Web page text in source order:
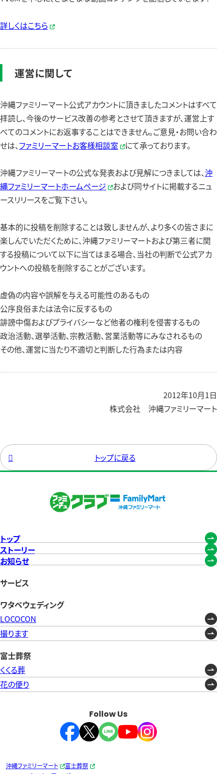
詳しくはこちら
運営に関して
沖縄ファミリーマート公式アカウントに頂きましたコメントはすべて
拝読し、今後のサービス改善の参考とさせて頂きますが、運営上す
べてのコメントにお返事することはできません。ご意見・お問い合わ
せは、ファミリーマートお客様相談室 にて承っております。
沖縄ファミリーマートの公式な発表および見解につきましては、沖
縄ファミリーマートホームページ
および同サイトに掲載するニュ
ースリリースをご覧下さい。
基本的に投稿を削除することは致しませんが、より多くの皆さまに
楽しんでいただくために、沖縄ファミリーマートおよび第三者に関
する投稿について以下に当てはまる場合、当社の判断で公式アカ
ウントへの投稿を削除することがございます。
虚偽の内容や誤解を与える可能性のあるもの
公序良俗または法令に反するもの
誹謗中傷およびプライバシーなど他者の権利を侵害するもの
政治活動、選挙活動、宗教活動、営業活動等にみなされるもの
その他、運営に当たり不適切と判断した行為または内容
2012年10月1日
株式会社 沖縄ファミリーマート
 トップに戻る
トップ
ストーリー
お知らせ
サービス
ワタベウェディング
LOCOCON
撮ります
富士葬祭
くくる葬
花の便り
Follow Us
沖縄ファミリーマート
富士葬祭